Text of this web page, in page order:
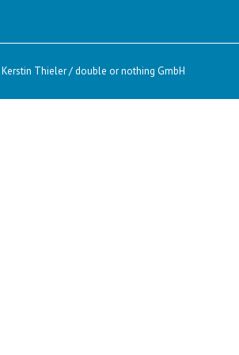
Kerstin Thieler / double or nothing GmbH